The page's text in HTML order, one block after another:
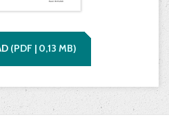
(PDF | 0,13 MB)